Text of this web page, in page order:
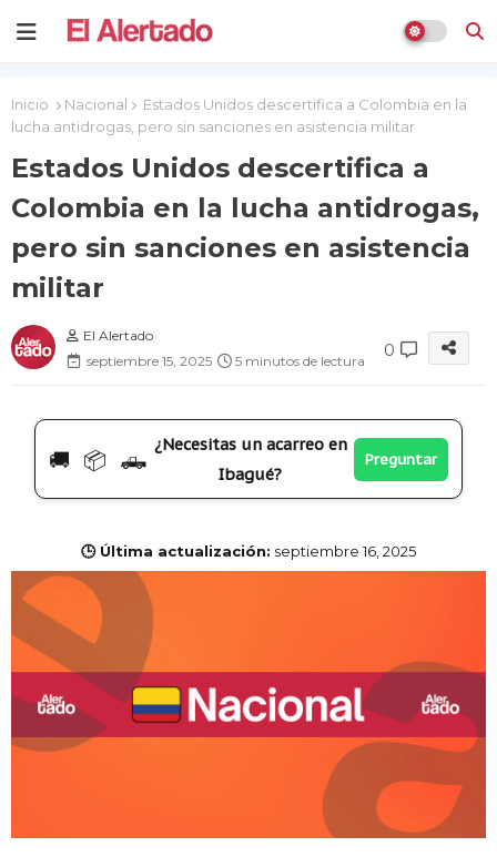
Inicio Nacional
Estados Unidos descertifica a Colombia en la
lucha antidrogas, pero sin sanciones en asistencia militar
Estados Unidos descertifica a
Colombia en la lucha antidrogas,
pero sin sanciones en asistencia
militar
El Alertado
septiembre 15, 2025
5 minutos de lectura
0
🚚 📦 🛻
¿Necesitas un acarreo en
Ibagué?
Preguntar
🕒 Última actualización: septiembre 16, 2025